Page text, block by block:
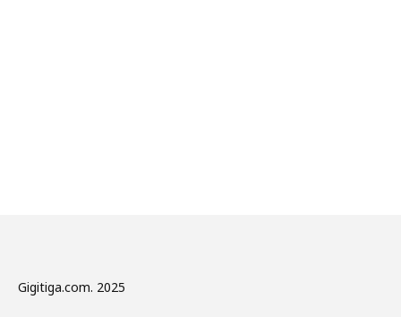
Gigitiga.com. 2025